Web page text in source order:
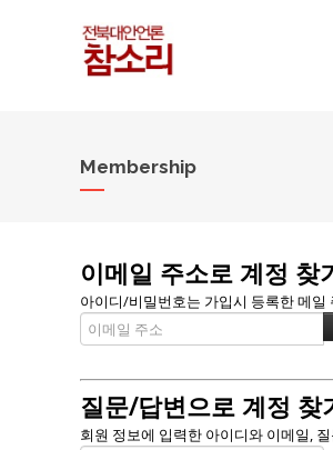
Membership
이메일 주소로 계정 찾
아이디/비밀번호는 가입시 등록한 메
질문/답변으로 계정 찾
회원 정보에 입력한 아이디와 이메일,